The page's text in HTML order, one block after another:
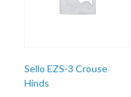
Sello EZS-3 Crouse
Hinds